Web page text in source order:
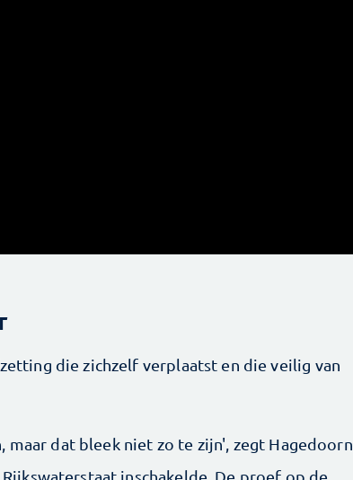
die zichzelf verplaatst en die veilig van
maar dat bleek niet zo te zijn', zegt Hagedoorn,
inschakelde. De proef op de